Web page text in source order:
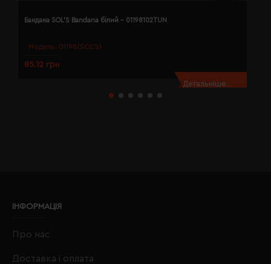
Модель: 01198(SOL’S)
Бандана SOL'S Bandana білий - 01198102TUN
85.12 грн
Детальніше...
ІНФОРМАЦІЯ
Про нас
Доставка і оплата